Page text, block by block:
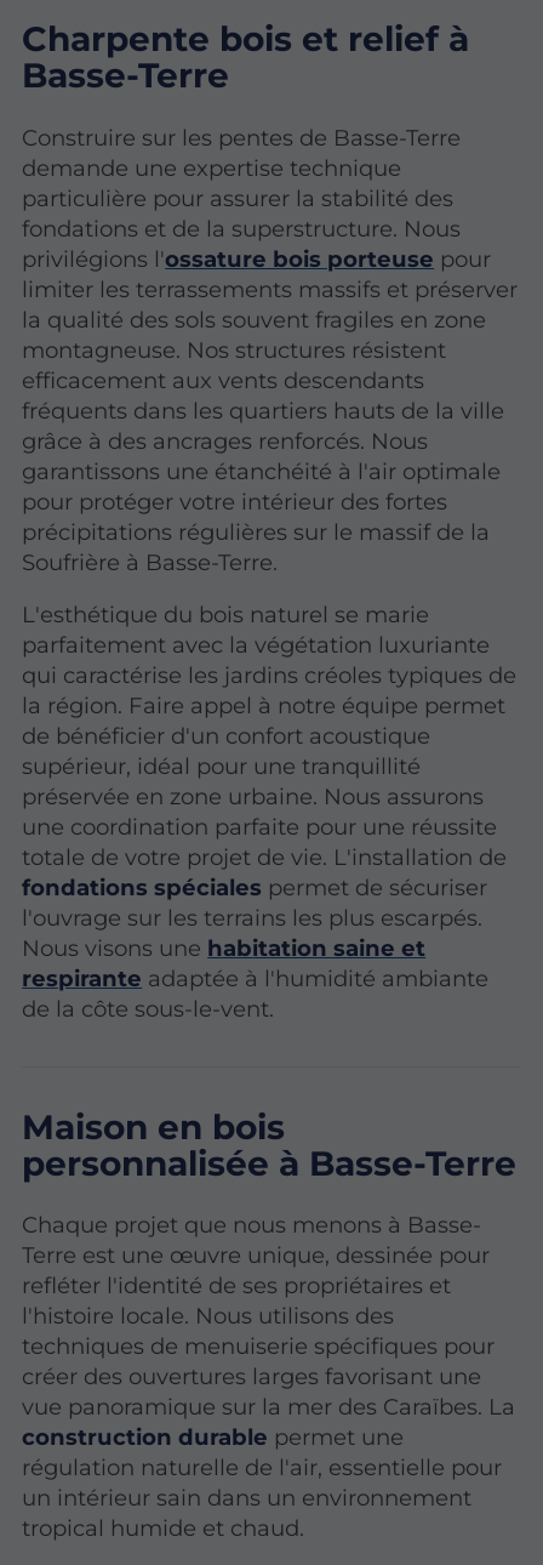
Charpente bois et relief à
Basse-Terre
Construire sur les pentes de Basse-Terre
demande une expertise technique
particulière pour assurer la stabilité des
fondations et de la superstructure. Nous
privilégions l'ossature bois porteuse pour
limiter les terrassements massifs et préserver
la qualité des sols souvent fragiles en zone
montagneuse. Nos structures résistent
efficacement aux vents descendants
fréquents dans les quartiers hauts de la ville
grâce à des ancrages renforcés. Nous
garantissons une étanchéité à l'air optimale
pour protéger votre intérieur des fortes
précipitations régulières sur le massif de la
Soufrière à Basse-Terre.
L'esthétique du bois naturel se marie
parfaitement avec la végétation luxuriante
qui caractérise les jardins créoles typiques de
la région. Faire appel à notre équipe permet
de bénéficier d'un confort acoustique
supérieur, idéal pour une tranquillité
préservée en zone urbaine. Nous assurons
une coordination parfaite pour une réussite
totale de votre projet de vie. L'installation de
fondations spéciales permet de sécuriser
l'ouvrage sur les terrains les plus escarpés.
Nous visons une habitation saine et
respirante adaptée à l'humidité ambiante
de la côte sous-le-vent.
Maison en bois
personnalisée à Basse-Terre
Chaque projet que nous menons à Basse-
Terre est une œuvre unique, dessinée pour
refléter l'identité de ses propriétaires et
l'histoire locale. Nous utilisons des
techniques de menuiserie spécifiques pour
créer des ouvertures larges favorisant une
vue panoramique sur la mer des Caraïbes. La
construction durable permet une
régulation naturelle de l'air, essentielle pour
un intérieur sain dans un environnement
tropical humide et chaud.